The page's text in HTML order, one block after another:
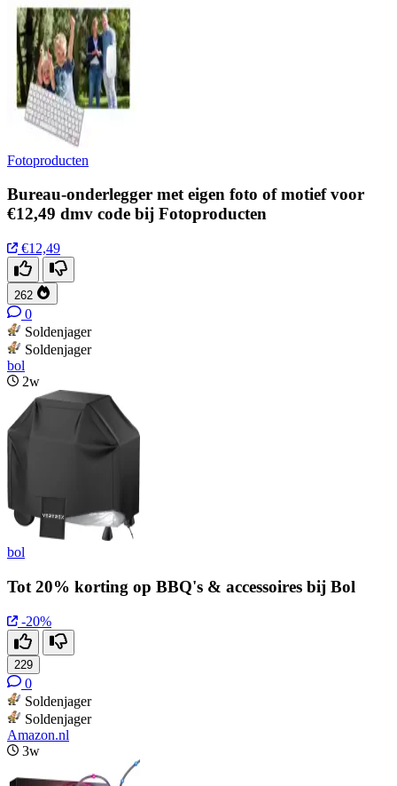
Fotoproducten
Bureau-onderlegger met eigen foto of motief voor
€12,49 dmv code bij Fotoproducten
€12,49
262
0
Soldenjager
Soldenjager
bol
2w
bol
Tot 20% korting op BBQ's & accessoires bij Bol
-20%
229
0
Soldenjager
Soldenjager
Amazon.nl
3w